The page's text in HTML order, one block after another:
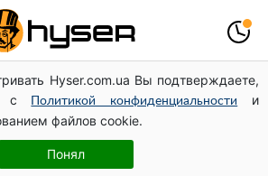
Hyser.com.ua Вы подтверждаете,
с
Политикой конфиденциальности
и
файлов cookie.
Понял
видео – это далеко не все:
Тарас Тополя стал следующим
Мишина перестаралась и
слишком широко раздвинула